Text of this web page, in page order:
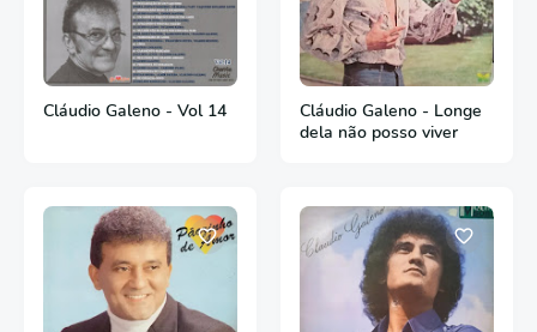
Cláudio Galeno - Vol 14
Cláudio Galeno - Longe
dela não posso viver